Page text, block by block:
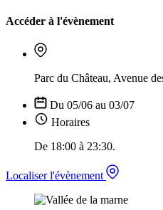
Accéder à l'évènement
Parc du Château, Avenue
Du 05/06 au 03/07
Horaires
De 18:00 à 23:30.
Localiser l'évènement